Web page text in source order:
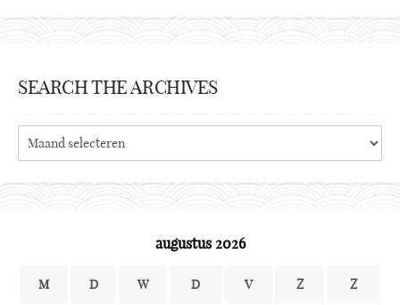
SEARCH THE ARCHIVES
the
augustus 2026
M D W D V Z Z